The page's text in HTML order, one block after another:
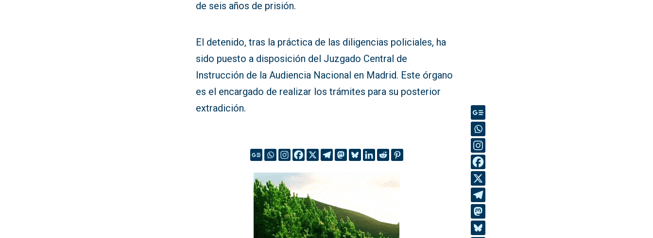
de seis años de prisión.
El detenido, tras la práctica de las diligencias policiales, ha
sido puesto a disposición del Juzgado Central de
Instrucción de la Audiencia Nacional en Madrid. Este órgano
es el encargado de realizar los trámites para su posterior
extradición.